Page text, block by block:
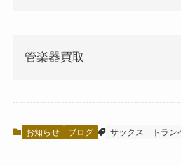
管楽器買取
お知らせ ブログ サックス トラン